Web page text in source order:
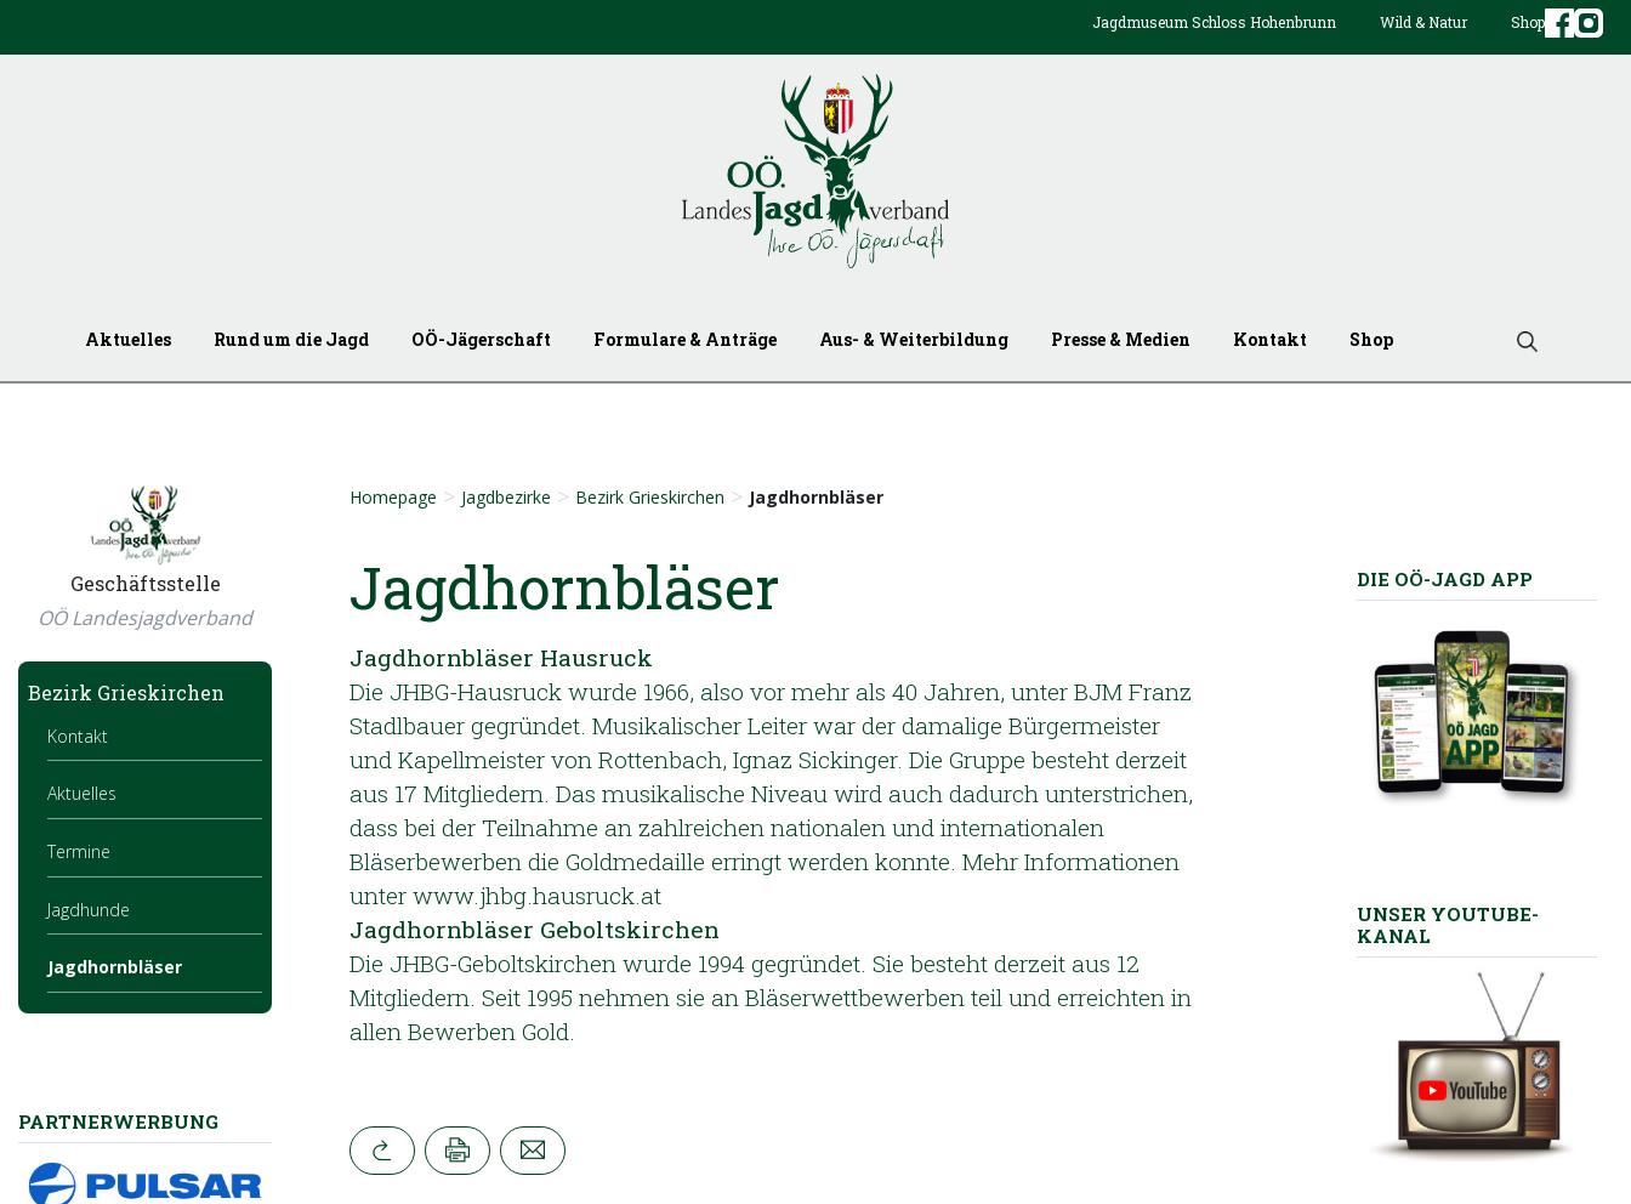
Jagdmuseum Schloss Hohenbrunn Wild & Natur Shop
Aktuelles Rund um die Jagd OÖ-Jägerschaft Formulare & Anträge Aus- & Weiterbildung Presse & Medien Kontakt Shop
Geschäftsstelle
OÖ Landesjagdverband
Bezirk Grieskirchen
Kontakt
Aktuelles
Termine
Jagdhunde
Jagdhornbläser
PARTNERWERBUNG
Homepage > Jagdbezirke > Bezirk Grieskirchen > Jagdhornbläser
Jagdhornbläser
Jagdhornbläser Hausruck
Die JHBG-Hausruck wurde 1966, also vor mehr als 40 Jahren, unter BJM Franz
Stadlbauer gegründet. Musikalischer Leiter war der damalige Bürgermeister
und Kapellmeister von Rottenbach, Ignaz Sickinger. Die Gruppe besteht derzeit
aus 17 Mitgliedern. Das musikalische Niveau wird auch dadurch unterstrichen,
dass bei der Teilnahme an zahlreichen nationalen und internationalen
Bläserbewerben die Goldmedaille erringt werden konnte. Mehr Informationen
unter www.jhbg.hausruck.at
Jagdhornbläser Geboltskirchen
Die JHBG-Geboltskirchen wurde 1994 gegründet. Sie besteht derzeit aus 12
Mitgliedern. Seit 1995 nehmen sie an Bläserwettbewerben teil und erreichten in
allen Bewerben Gold.
DIE OÖ-JAGD APP
UNSER YOUTUBE-
KANAL